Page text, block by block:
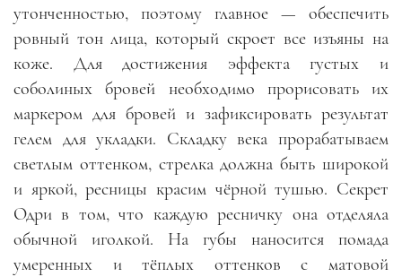
утонченностью, поэтому главное — обеспечить
ровный тон лица, который скроет все изъяны на
коже. Для достижения эффекта густых и
соболиных бровей необходимо прорисовать их
маркером для бровей и зафиксировать результат
гелем для укладки. Складку века прорабатываем
светлым оттенком, стрелка должна быть широкой
и яркой, ресницы красим чёрной тушью. Секрет
Одри в том, что каждую ресничку она отделяла
обычной иголкой. На губы наносится помада
умеренных и тёплых оттенков с матовой